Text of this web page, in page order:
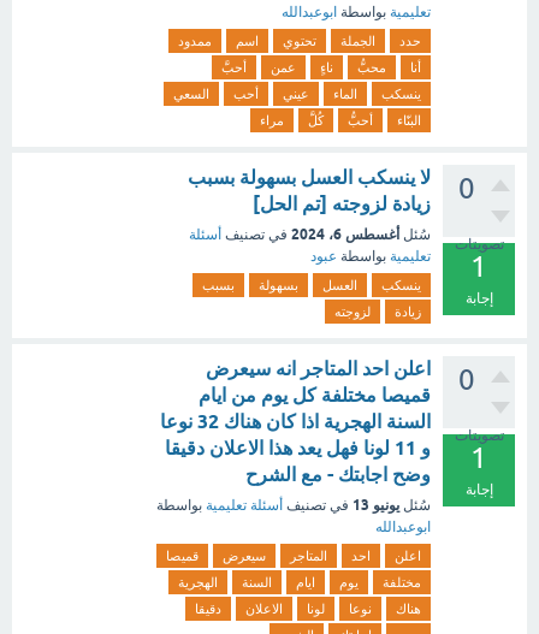
تعليمية بواسطة ابوعبدالله
حدد الجملة تحتوي اسم
ممدود
أنا
محبُّ ناءٍ عمن
أحبَّ
ينسكب
الماء عيني أحب
السعي
البنّاء
أحبُّ كُلَّ مراء
0
تصويتات
1
إجابة
لا ينسكب العسل بسهولة بسبب
زيادة لزوجته [تم الحل]
سُئل أغسطس 6، 2024 في تصنيف أسئلة
تعليمية بواسطة عبود
ينسكب العسل بسهولة
بسبب
زيادة
لزوجته
0
تصويتات
1
إجابة
اعلن احد المتاجر انه سيعرض
قميصا مختلفة كل يوم من ايام
السنة الهجرية اذا كان هناك 32 نوعا
و 11 لونا فهل يعد هذا الاعلان دقيقا
وضح اجابتك - مع الشرح
سُئل يونيو 13 في تصنيف أسئلة تعليمية بواسطة
ابوعبدالله
اعلن احد المتاجر سيعرض
قميصا
مختلفة
يوم ايام السنة
الهجرية
هناك
نوعا لونا الاعلان
دقيقا